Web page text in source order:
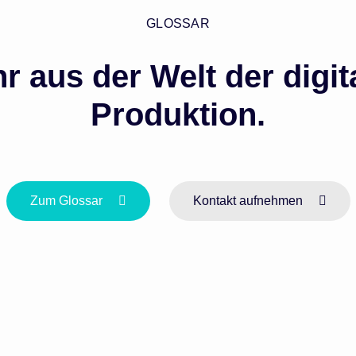
GLOSSAR
aus der Welt der
Produktion.
Zum Glossar Kontakt aufnehmen